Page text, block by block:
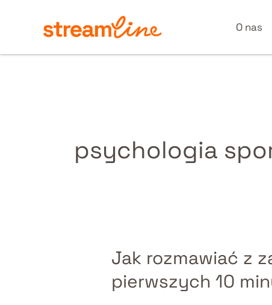
O nas
psychologia
Jak rozmawiać z
pierwszych 10
Jak
rozmawiać
z